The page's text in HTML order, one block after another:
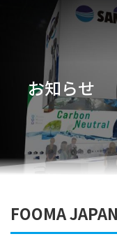
お知らせ
FOOMA